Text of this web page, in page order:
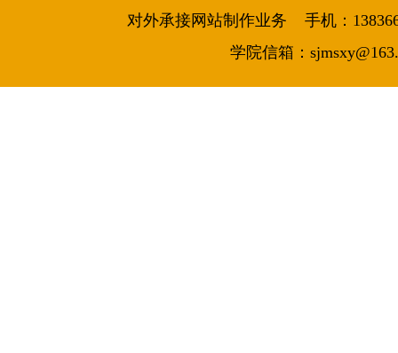
对外承接网站制作业务 手机：
学院信箱：